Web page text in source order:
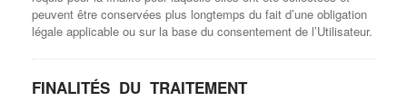
peuvent être conservées plus longtemps du fait d’une obligation
légale applicable ou sur la base du consentement de l’Utilisateur.
FINALITÉS DU TRAITEMENT